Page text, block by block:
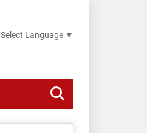
Select Language ▼